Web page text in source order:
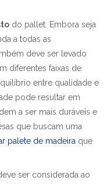
do pallet. Embora seja
a todas as
deve ser levado
diferentes faixas de
entre qualidade e
pode resultar em
a ser mais duráveis e
que buscam uma
palete de madeira que
ser considerada ao